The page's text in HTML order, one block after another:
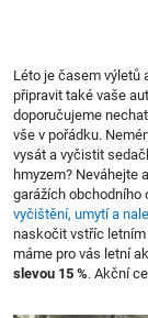
Léto je časem výletů
připravit také vaše
doporučujeme
vše v pořádku.
vysát a vyčistit
hmyzem? Neváhejte
garážích obchodního
vyčištění, umytí a
naskočit vstříc letním
máme pro vás letní
slevou 15 %. Akční